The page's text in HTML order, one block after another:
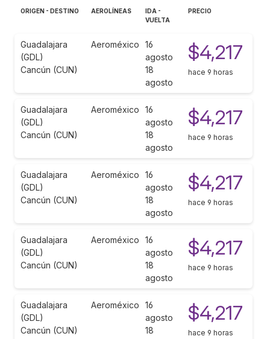
ORIGEN - DESTINO AEROLÍNEAS
IDA -
VUELTA
PRECIO
Guadalajara
(GDL)
Cancún (CUN)
Aeroméxico
16
agosto
18
agosto
$4,217
hace 9 horas
Guadalajara
(GDL)
Cancún (CUN)
Aeroméxico
16
agosto
18
agosto
$4,217
hace 9 horas
Guadalajara
(GDL)
Cancún (CUN)
Aeroméxico
16
agosto
18
agosto
$4,217
hace 9 horas
Guadalajara
(GDL)
Cancún (CUN)
Aeroméxico
16
agosto
18
agosto
$4,217
hace 9 horas
Guadalajara
(GDL)
Cancún (CUN)
Aeroméxico
16
agosto
18
$4,217
hace 9 horas